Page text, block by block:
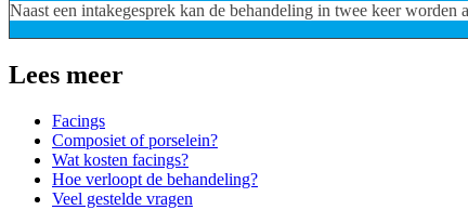
Naast een intakegesprek kan de behandeling in twee keer
Lees meer
Facings
Composiet of porselein?
Wat kosten facings?
Hoe verloopt de behandeling?
Veel gestelde vragen